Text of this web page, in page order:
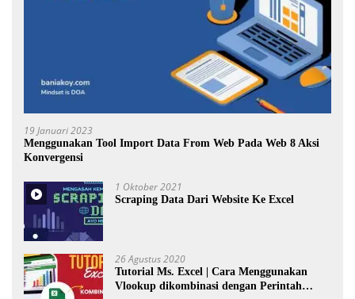
19 Januari 2023
Menggunakan Tool Import Data From Web Pada Web 8 Aksi
Konvergensi
1 Oktober 2021
Scraping Data Dari Website Ke Excel
26 Agustus 2020
Tutorial Ms. Excel | Cara Menggunakan
Vlookup dikombinasi dengan Perintah